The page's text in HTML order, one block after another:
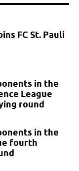
FC St. Pauli
in the
League
round
in the
fourth